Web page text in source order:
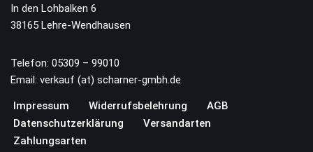
In den Lohbalken 6
38165 Lehre-Wendhausen
Telefon: 05309 – 99010
Email: verkauf (at) scharner-gmbh.de
Impressum Widerrufsbelehrung
AGB
Datenschutzerklärung
Versandarten
Zahlungsarten